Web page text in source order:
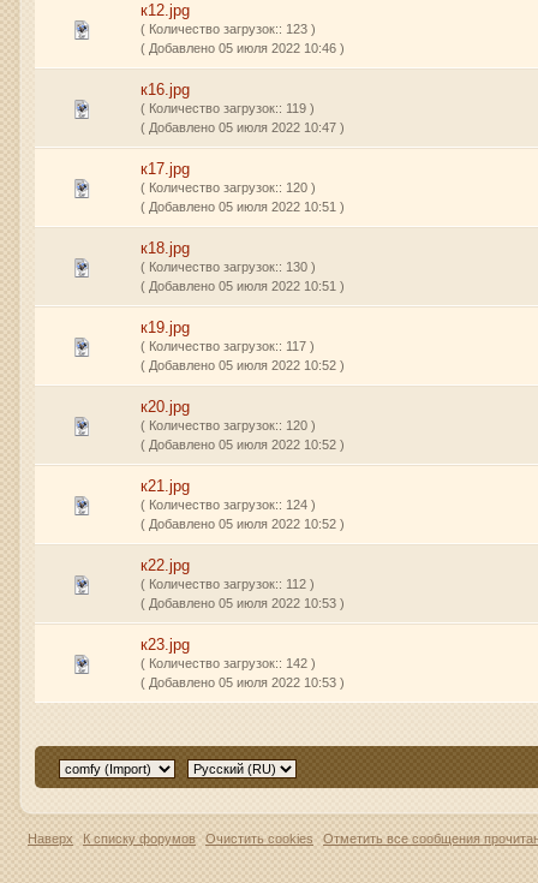
к12.jpg
( Количество загрузок:: 123 )
( Добавлено 05 июля 2022 10:46 )
к16.jpg
( Количество загрузок:: 119 )
( Добавлено 05 июля 2022 10:47 )
к17.jpg
( Количество загрузок:: 120 )
( Добавлено 05 июля 2022 10:51 )
к18.jpg
( Количество загрузок:: 130 )
( Добавлено 05 июля 2022 10:51 )
к19.jpg
( Количество загрузок:: 117 )
( Добавлено 05 июля 2022 10:52 )
к20.jpg
( Количество загрузок:: 120 )
( Добавлено 05 июля 2022 10:52 )
к21.jpg
( Количество загрузок:: 124 )
( Добавлено 05 июля 2022 10:52 )
к22.jpg
( Количество загрузок:: 112 )
( Добавлено 05 июля 2022 10:53 )
к23.jpg
( Количество загрузок:: 142 )
( Добавлено 05 июля 2022 10:53 )
Наверх К списку форумов Очистить cookies Отметить все сообщения